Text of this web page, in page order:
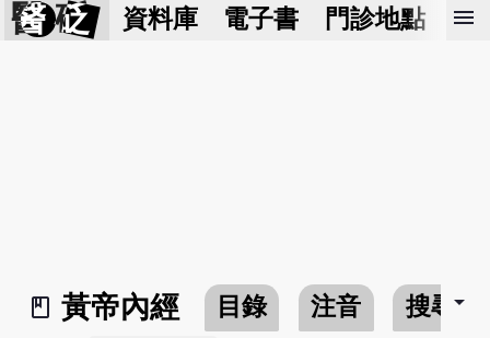
醫 砭 資料庫 電子書 門診地點 預
menu
book_2
黃帝內經 目錄 注音 搜尋arrow_drop_down